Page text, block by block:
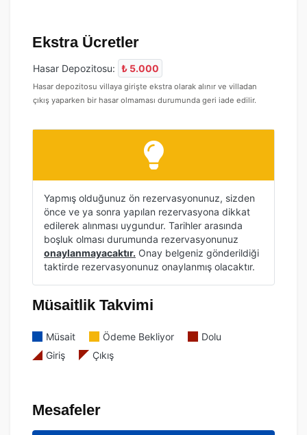
Ekstra Ücretler
Hasar Depozitosu: ₺ 5.000
Hasar depozitosu villaya girişte ekstra olarak alınır ve villadan
çıkış yaparken bir hasar olmaması durumunda geri iade edilir.
Yapmış olduğunuz ön rezervasyonunuz, sizden
önce ve ya sonra yapılan rezervasyona dikkat
edilerek alınması uygundur. Tarihler arasında
boşluk olması durumunda rezervasyonunuz
onaylanmayacaktır. Onay belgeniz gönderildiği
taktirde rezervasyonunuz onaylanmış olacaktır.
Müsaitlik Takvimi
Müsait Ödeme Bekliyor
Dolu
Giriş
Çıkış
Mesafeler